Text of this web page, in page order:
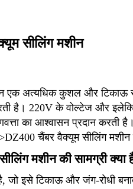
सीलिंग मशीन
एक अत्यधिक कुशल और टिकाऊ
है। 220V के वोल्टेज और
का आश्वासन प्रदान करती
चैंबर वैक्यूम सीलिंग
मशीन की सामग्री क्या
जो इसे टिकाऊ और जंग-रोधी